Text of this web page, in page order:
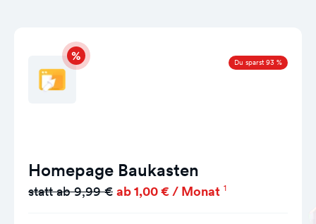
Du sparst 93 %
Homepage Baukasten
statt ab 9,99 € ab 1,00 € / Monat 1